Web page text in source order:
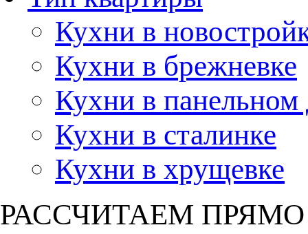
Кухни в
Кухни в брежневке
Кухни в панельном
Кухни в сталинке
Кухни в хрущевке
РАССЧИТАЕМ